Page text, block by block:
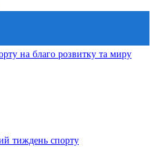
на благо розвитку та миру
тиждень спорту